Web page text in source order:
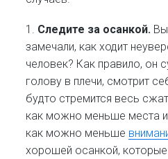
1. Следите за осанкой.
замечали, как ходит
человек? Как правило, он
голову в плечи, смотрит
будто стремится весь
как можно меньше места и
как можно меньше
хорошей осанкой,